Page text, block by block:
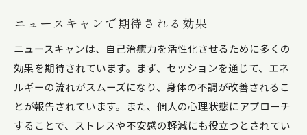
医療現場でのニュースキャンの応用例
ニュースキャンによる自己治癒力の未来予測
ニュースキャンが広がる理由とその背景
ニュースキャンを通じた自己治癒力向上の実体験と
その効果
ニュースキャン体験者が得た具体的な効果
ニュースキャンで期待される効果
ニュースキャンは、自己治癒力を活性化させるために多くの
効果を期待されています。まず、セッションを通じて、エネ
ルギーの流れがスムーズになり、身体の不調が改善されるこ
とが報告されています。また、個人の心理状態にアプローチ
することで、ストレスや不安感の軽減にも役立つとされてい